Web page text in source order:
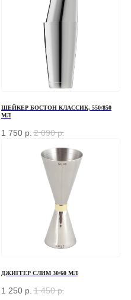
ШЕЙКЕР БОСТОН КЛАССИК, 550/850
МЛ
1 750 р. 2 090 р.
ДЖИГГЕР СЛИМ 30/60 МЛ
1 250 р. 1 450 р.